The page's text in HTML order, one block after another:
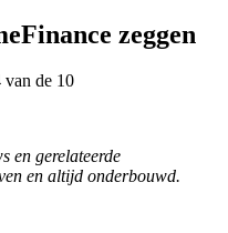
zeggen
van de 10
en gerelateerde
en altijd onderbouwd.